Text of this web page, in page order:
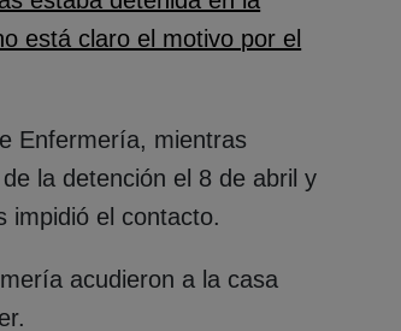
está claro el motivo por el
Enfermería, mientras
la detención el 8 de abril y
impidió el contacto.
acudieron a la casa